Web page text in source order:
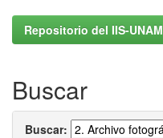
Repositorio del IIS-UNAM
Buscar
Buscar: